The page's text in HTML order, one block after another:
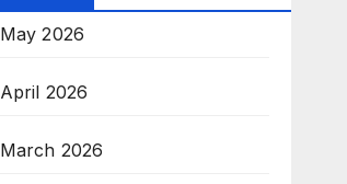
May 2026
April 2026
March 2026